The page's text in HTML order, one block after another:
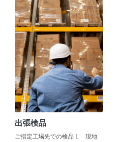
出張検品
ご指定工場先での検品 1. 現地